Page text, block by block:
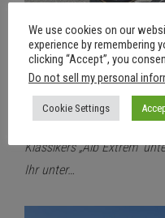
8. August 2025 Aus
Auf den Spuren
Von RSDD
An Maria Himmelfahrt
Klassikers „Alb Extrem“
Ihr unter…
We use cookies on our
experience by remembering
clicking “Accept”, you
Do not sell my personal
Cookie Settings